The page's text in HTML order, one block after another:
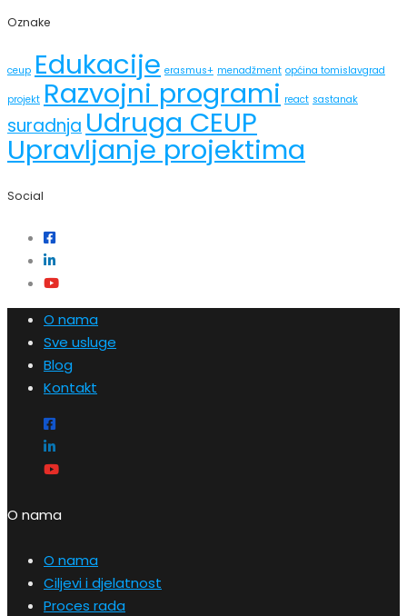
Oznake
ceup Edukacije erasmus+ menadžment općina tomislavgrad
projekt Razvojni programi react sastanak
suradnja Udruga CEUP
Upravljanje projektima
Social
O nama
Sve usluge
Blog
Kontakt
O nama
O nama
Ciljevi i djelatnost
Proces rada